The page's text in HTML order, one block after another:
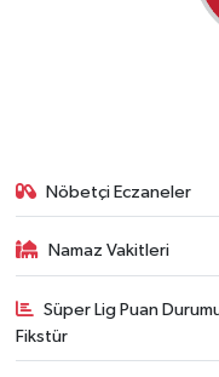
Nöbetçi Eczaneler
Namaz Vakitleri
Süper Lig Puan
Fikstür